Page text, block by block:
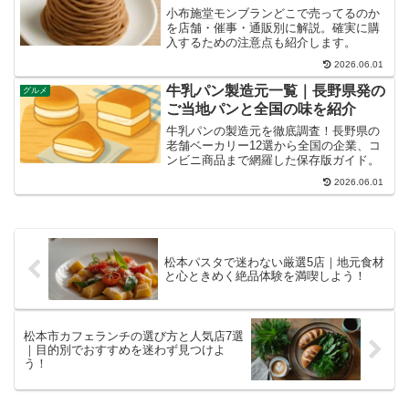
小布施堂モンブランどこで売ってるのか
を店舗・催事・通販別に解説。確実に購
入するための注意点も紹介します。
2026.06.01
グルメ
牛乳パン製造元一覧｜長野県発の
ご当地パンと全国の味を紹介
牛乳パンの製造元を徹底調査！長野県の
老舗ベーカリー12選から全国の企業、コ
ンビニ商品まで網羅した保存版ガイド。
2026.06.01
松本パスタで迷わない厳選5店｜地元食材
と心ときめく絶品体験を満喫しよう！
松本市カフェランチの選び方と人気店7選
｜目的別でおすすめを迷わず見つけよ
う！